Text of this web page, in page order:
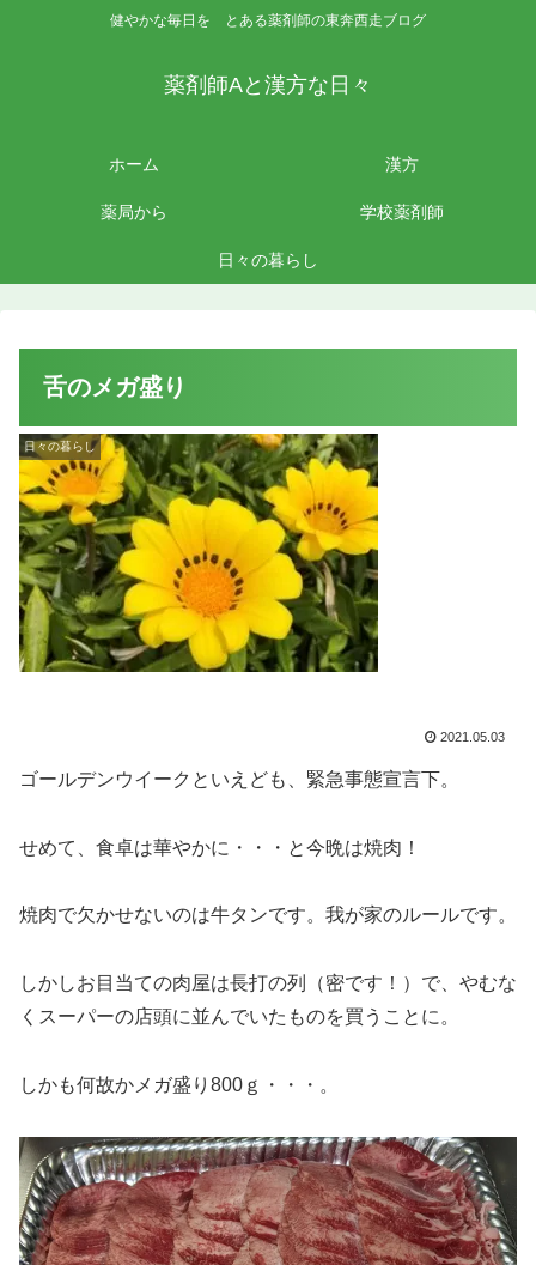
健やかな毎日を とある薬剤師の東奔西走ブログ
薬剤師Aと漢方な日々
ホーム 漢方
薬局から 学校薬剤師
日々の暮らし
舌のメガ盛り
日々の暮らし
2021.05.03
ゴールデンウイークといえども、緊急事態宣言下。
せめて、食卓は華やかに・・・と今晩は焼肉！
焼肉で欠かせないのは牛タンです。我が家のルールです。
しかしお目当ての肉屋は長打の列（密です！）で、やむな
くスーパーの店頭に並んでいたものを買うことに。
しかも何故かメガ盛り800ｇ・・・。